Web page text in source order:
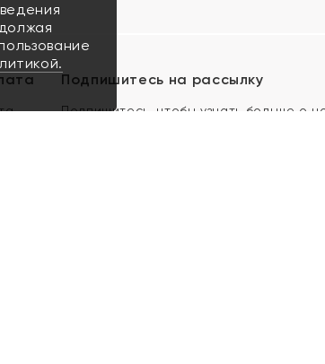
Подпишитесь на рассылку
Подпишитесь, чтобы узнать больше о